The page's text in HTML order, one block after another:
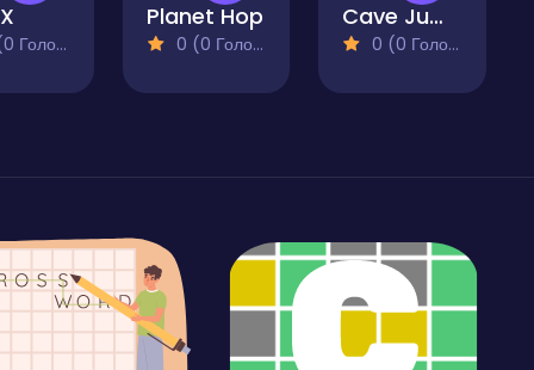
Planet Hop
0 (0 Голосів)
Cave Jump
0 (0 Голосів)